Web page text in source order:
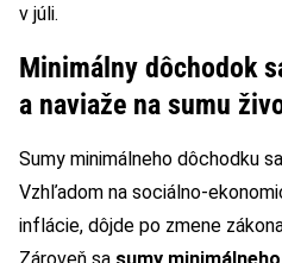
v júli.
Minimálny dôchodok
a naviaže na sumu
Sumy minimálneho dôchodku
Vzhľadom na sociálno-
inflácie, dôjde po zmene
Zároveň sa sumy